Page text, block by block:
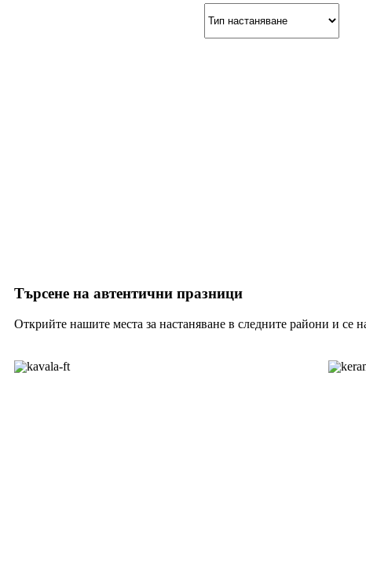
Търсене на автентични празници
Открийте нашите места за настаняване в следните райони и се